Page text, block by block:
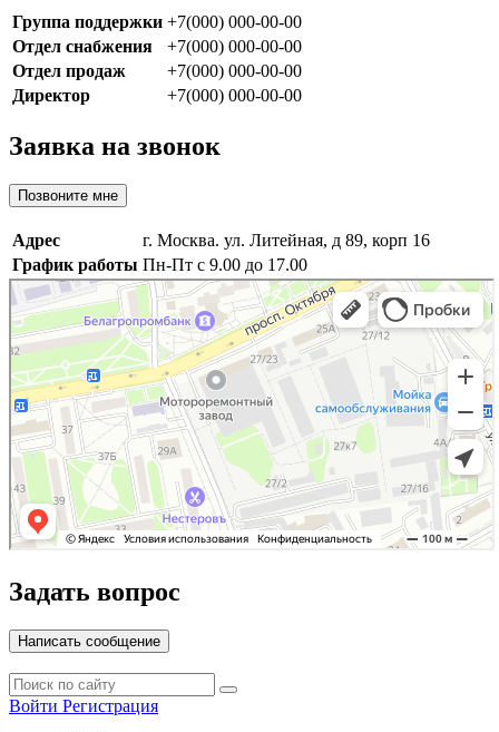
Группа поддержки +7(000) 000-00-00
Отдел снабжения
+7(000) 000-00-00
Отдел продаж
+7(000) 000-00-00
Директор
+7(000) 000-00-00
Заявка на звонок
Позвоните мне
Адрес
г. Москва. ул. Литейная, д 89, корп 16
График работы Пн-Пт с 9.00 до 17.00
Задать вопрос
Написать сообщение
Войти Регистрация